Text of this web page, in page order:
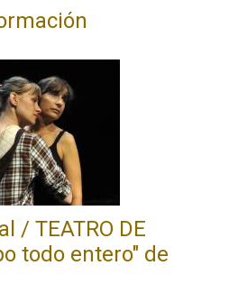
/ TEATRO DE
todo entero" de